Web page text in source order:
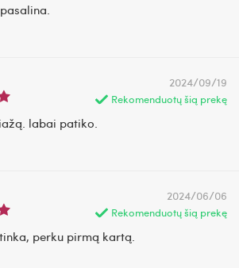
Rekomenduotų šią prekę
2024/09/19
labai patiko.
Rekomenduotų šią prekę
2024/06/06
perku pirmą kartą.